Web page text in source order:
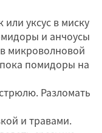
уксус в миску
и анчоусы
микроволновой
помидоры на
Разломать
и травами.